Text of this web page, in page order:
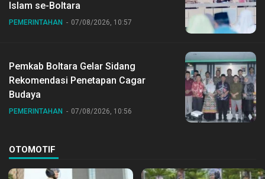
Islam se-Boltara
PEMERINTAHAN 07/08/2026, 10:57
Pemkab Boltara Gelar Sidang
Rekomendasi Penetapan Cagar
Budaya
PEMERINTAHAN 07/08/2026, 10:56
OTOMOTIF